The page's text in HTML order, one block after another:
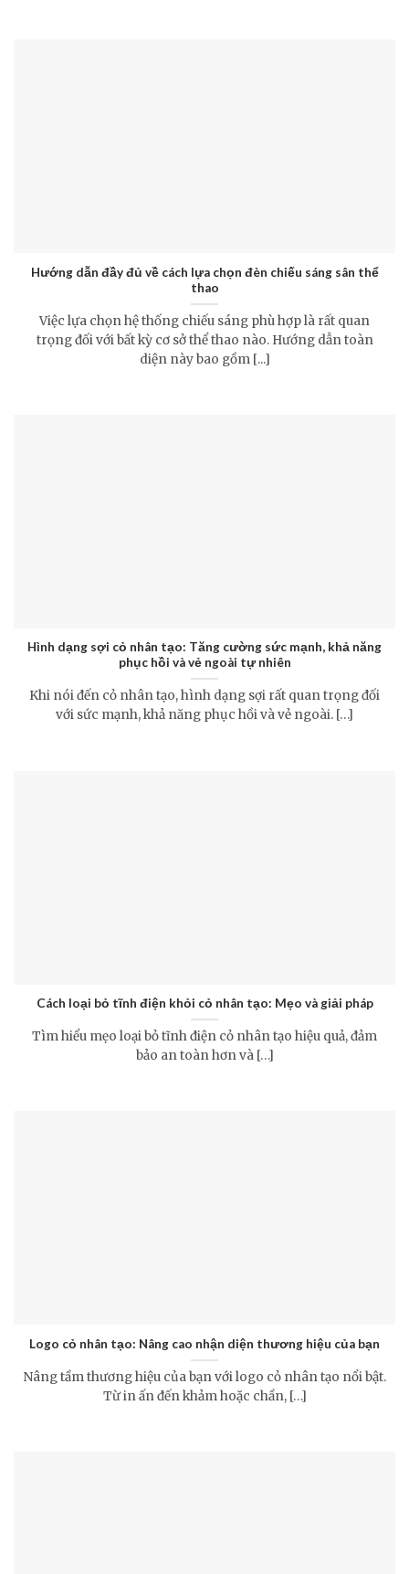
Hướng dẫn đầy đủ về cách lựa chọn đèn chiếu sáng sân thể
thao
Việc lựa chọn hệ thống chiếu sáng phù hợp là rất quan
trọng đối với bất kỳ cơ sở thể thao nào. Hướng dẫn toàn
diện này bao gồm [...]
Hình dạng sợi cỏ nhân tạo: Tăng cường sức mạnh, khả năng
phục hồi và vẻ ngoài tự nhiên
Khi nói đến cỏ nhân tạo, hình dạng sợi rất quan trọng đối
với sức mạnh, khả năng phục hồi và vẻ ngoài. […]
Cách loại bỏ tĩnh điện khỏi cỏ nhân tạo: Mẹo và giải pháp
Tìm hiểu mẹo loại bỏ tĩnh điện cỏ nhân tạo hiệu quả, đảm
bảo an toàn hơn và […]
Logo cỏ nhân tạo: Nâng cao nhận diện thương hiệu của bạn
Nâng tầm thương hiệu của bạn với logo cỏ nhân tạo nổi bật.
Từ in ấn đến khảm hoặc chần, […]